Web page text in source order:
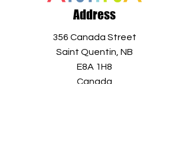
Address
356 Canada Street
Saint Quentin, NB
E8A 1H8
Canada